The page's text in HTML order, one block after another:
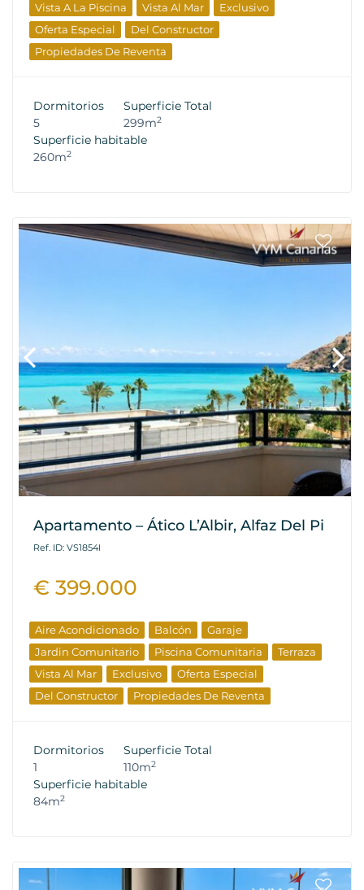
Vista A La Piscina
Vista Al Mar
Exclusivo
Oferta Especial
Del Constructor
Propiedades De Reventa
Dormitorios
5
Superficie Total
299m2
Superficie habitable
260m2
Apartamento – Ático L’Albir, Alfaz Del Pi
Ref. ID: VS1854I
€ 399.000
Aire Acondicionado Balcón
Garaje
Jardin Comunitario
Piscina Comunitaria
Terraza
Vista Al Mar
Exclusivo
Oferta Especial
Del Constructor
Propiedades De Reventa
Dormitorios
1
Superficie Total
110m2
Superficie habitable
84m2